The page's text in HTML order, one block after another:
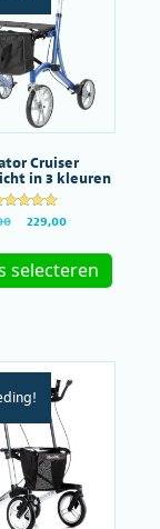
Cruiser
in 3 kleuren
uit 5
Oorspronkelijke
was:
€269,00.
229,00
is:
€229,00.
selecteren
heeft
optie